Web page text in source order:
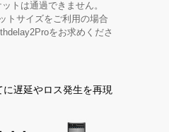
トは通過できません。
トサイズをご利用の場合
をお求めくださ
遅延やロス発生を再現